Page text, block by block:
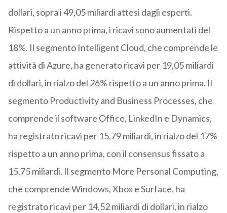
dollari, sopra i 49,05 miliardi attesi dagli esperti.
Rispetto a un anno prima, i ricavi sono aumentati del
18%. Il segmento Intelligent Cloud, che comprende le
attività di Azure, ha generato ricavi per 19,05 miliardi
di dollari, in rialzo del 26% rispetto a un anno prima. Il
segmento Productivity and Business Processes, che
comprende il software Office, LinkedIn e Dynamics,
ha registrato ricavi per 15,79 miliardi, in rialzo del 17%
rispetto a un anno prima, con il consensus fissato a
15,75 miliardi. Il segmento More Personal Computing,
che comprende Windows, Xbox e Surface, ha
registrato ricavi per 14,52 miliardi di dollari, in rialzo